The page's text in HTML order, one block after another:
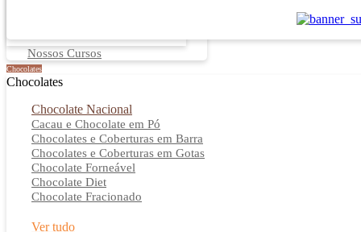
Nossos Cursos
Chocolates
Chocolates
Chocolate Nacional
Cacau e Chocolate em Pó
Chocolates e Coberturas em Barra
Chocolates e Coberturas em Gotas
Chocolate Forneável
Chocolate Diet
Chocolate Fracionado
Ver tudo